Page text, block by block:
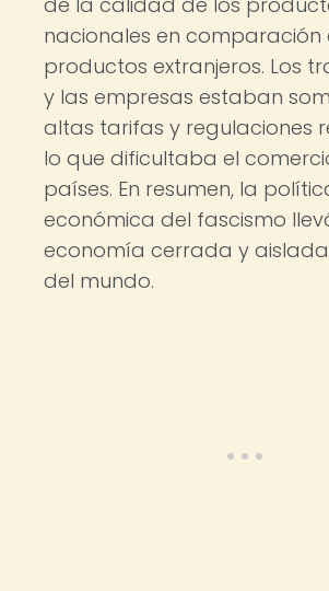
nacionales en comparación
productos extranjeros. Los
y las empresas estaban
altas tarifas y regulaciones
lo que dificultaba el
países. En resumen, la
económica del fascismo
economía cerrada y
del mundo.